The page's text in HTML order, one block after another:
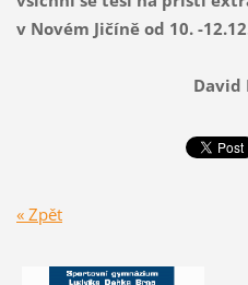
v Novém Jičíně od 10. -
David
« Zpět